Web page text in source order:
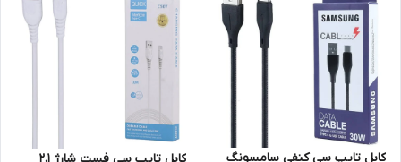
کابل تایپ سی کنفی سامسونگ